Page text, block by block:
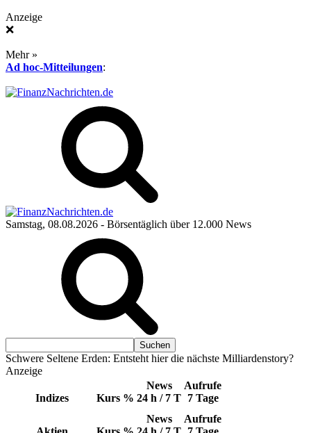
Anzeige
❌
Mehr »
Ad hoc-Mitteilungen:
Samstag, 08.08.2026 - Börsentäglich über 12.000 News
Schwere Seltene Erden: Entsteht hier die nächste Milliardenstory?
Anzeige
Indizes Kurs %
News
24 h / 7 T
Aufrufe
7 Tage
News
Aufrufe